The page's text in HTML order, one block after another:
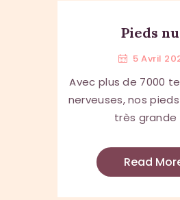
Pieds
5 Avril
Avec plus de 7000
nerveuses, nos
très grande
Read